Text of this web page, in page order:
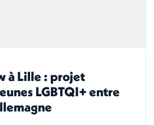
à Lille : projet
LGBTQI+ entre